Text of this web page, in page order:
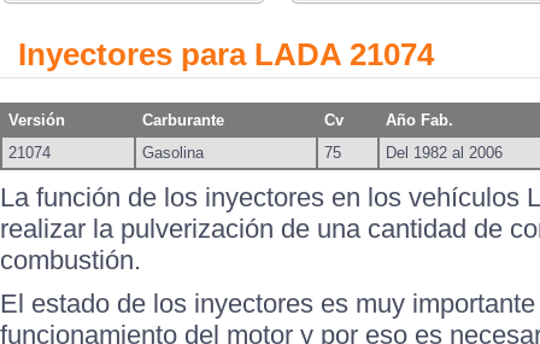
Inyectores para LADA 21074
Versión Carburante Cv
Año Fab.
21074
Gasolina 75 Del 1982 al 2006
La función de los inyectores en los vehículos
realizar la pulverización de una cantidad de
combustión.
El estado de los inyectores es muy
funcionamiento del motor y por eso es